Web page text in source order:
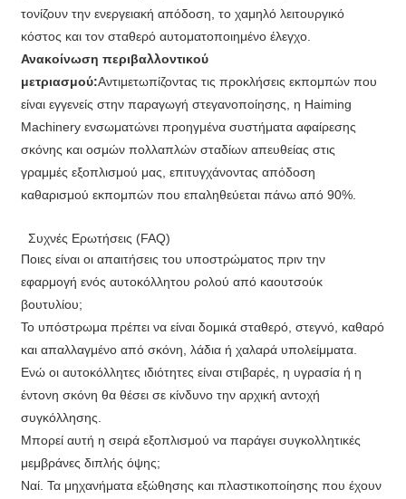
τονίζουν την ενεργειακή απόδοση, το χαμηλό λειτουργικό
κόστος και τον σταθερό αυτοματοποιημένο έλεγχο.
Ανακοίνωση περιβαλλοντικού
μετριασμού:Αντιμετωπίζοντας τις προκλήσεις εκπομπών που
είναι εγγενείς στην παραγωγή στεγανοποίησης, η Haiming
Machinery ενσωματώνει προηγμένα συστήματα αφαίρεσης
σκόνης και οσμών πολλαπλών σταδίων απευθείας στις
γραμμές εξοπλισμού μας, επιτυγχάνοντας απόδοση
καθαρισμού εκπομπών που επαληθεύεται πάνω από 90%.
Συχνές Ερωτήσεις (FAQ)
Ποιες είναι οι απαιτήσεις του υποστρώματος πριν την
εφαρμογή ενός αυτοκόλλητου ρολού από καουτσούκ
βουτυλίου;
Το υπόστρωμα πρέπει να είναι δομικά σταθερό, στεγνό, καθαρό
και απαλλαγμένο από σκόνη, λάδια ή χαλαρά υπολείμματα.
Ενώ οι αυτοκόλλητες ιδιότητες είναι στιβαρές, η υγρασία ή η
έντονη σκόνη θα θέσει σε κίνδυνο την αρχική αντοχή
συγκόλλησης.
Μπορεί αυτή η σειρά εξοπλισμού να παράγει συγκολλητικές
μεμβράνες διπλής όψης;
Ναί. Τα μηχανήματα εξώθησης και πλαστικοποίησης που έχουν